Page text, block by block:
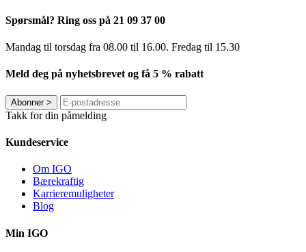
Spørsmål? Ring oss på 21 09 37 00
Mandag til torsdag ​​fra 08.00 til 16.00. Fredag til 15.30
Meld deg på nyhetsbrevet og få 5 % rabatt
Abonner>
Takk for din påmelding
Kundeservice
Om IGO
Bærekraftig
Karrieremuligheter
Blog
Min IGO